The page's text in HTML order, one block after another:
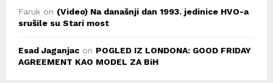
Faruk on (Video) Na današnji dan 1993. jedinice HVO-a
srušile su Stari most
Esad Jaganjac on POGLED IZ LONDONA: GOOD FRIDAY
AGREEMENT KAO MODEL ZA BiH